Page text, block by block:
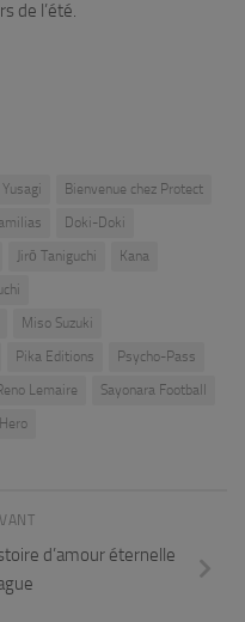
de l’été.
Bienvenue chez Protect
Doki-Doki
Jirō Taniguchi
Kana
Miso Suzuki
Pika Editions
Psycho-Pass
Lemaire
Sayonara Football
d’amour éternelle